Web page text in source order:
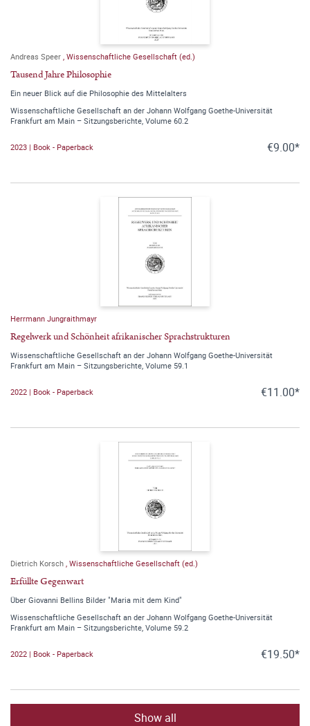
Andreas Speer Wissenschaftliche Gesellschaft (ed.)
Tausend Jahre Philosophie
Ein neuer Blick auf die Philosophie des Mittelalters
Wissenschaftliche Gesellschaft an der Johann Wolfgang Goethe-Universität
Frankfurt am Main – Sitzungsberichte, Volume 60.2
2023 | Book - Paperback €9.00*
Herrmann Jungraithmayr
Regelwerk und Schönheit afrikanischer Sprachstrukturen
Wissenschaftliche Gesellschaft an der Johann Wolfgang Goethe-Universität
Frankfurt am Main – Sitzungsberichte, Volume 59.1
2022 | Book - Paperback €11.00*
Dietrich Korsch Wissenschaftliche Gesellschaft (ed.)
Erfüllte Gegenwart
Über Giovanni Bellins Bilder "Maria mit dem Kind"
Wissenschaftliche Gesellschaft an der Johann Wolfgang Goethe-Universität
Frankfurt am Main – Sitzungsberichte, Volume 59.2
2022 | Book - Paperback €19.50*
Show all